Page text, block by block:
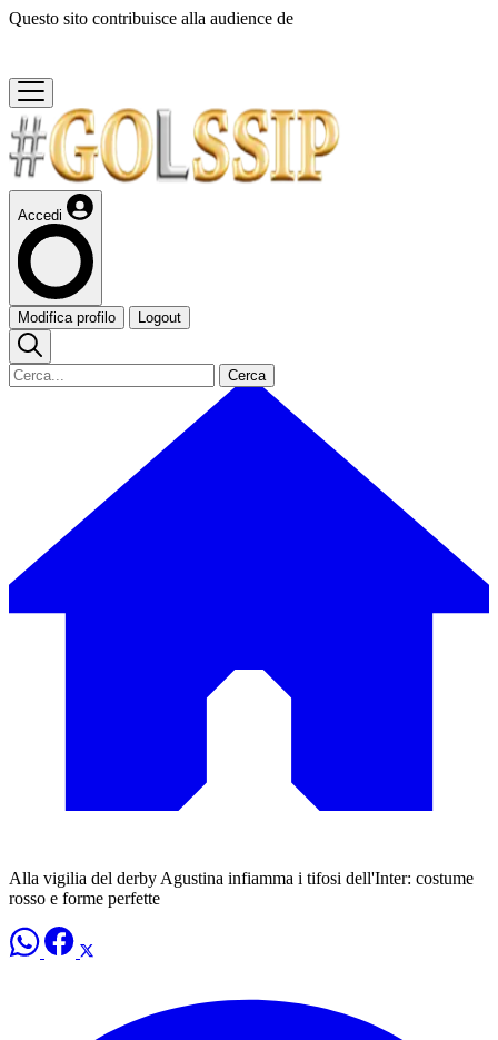
Questo sito contribuisce alla audience de
Accedi
Modifica profilo Logout
Cerca
Alla vigilia del derby Agustina infiamma i tifosi dell'Inter: costume
rosso e forme perfette